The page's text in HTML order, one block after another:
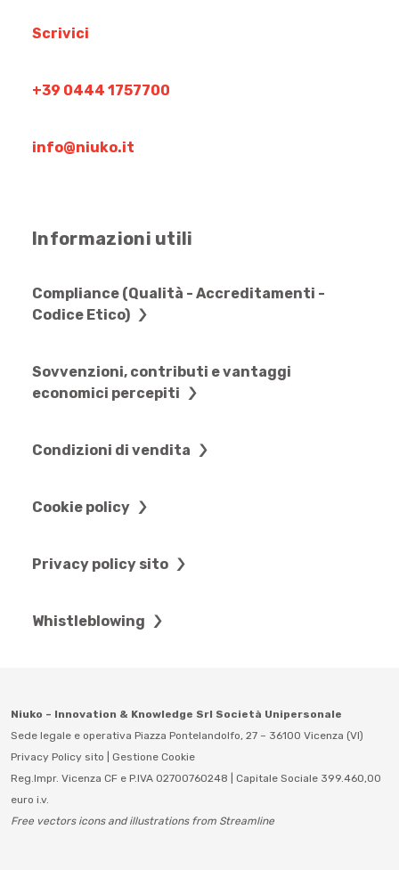
Scrivici
+39 0444 1757700
info@niuko.it
Informazioni utili
Compliance (Qualità - Accreditamenti -
Codice Etico)
Sovvenzioni, contributi e vantaggi
economici percepiti
Condizioni di vendita
Cookie policy
Privacy policy sito
Whistleblowing
Niuko – Innovation & Knowledge Srl Società Unipersonale
Sede legale e operativa Piazza Pontelandolfo, 27 – 36100 Vicenza (VI)
Privacy Policy sito
Gestione Cookie
Reg.Impr. Vicenza CF e P.IVA 02700760248 | Capitale Sociale 399.460,00
euro i.v.
Free vectors icons and illustrations from Streamline